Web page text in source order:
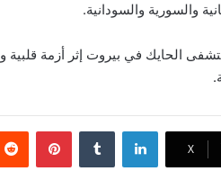
والسورية والسودانية.
‫X
لينكدإن بينتيريست